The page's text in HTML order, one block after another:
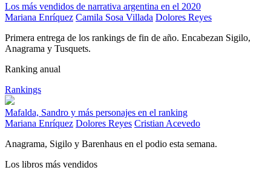
Los más vendidos de narrativa argentina en el 2020
Mariana Enríquez Camila Sosa Villada Dolores Reyes
Primera entrega de los rankings de fin de año. Encabezan Sigilo,
Anagrama y Tusquets.
Ranking anual
Rankings
Mafalda, Sandro y más personajes en el ranking
Mariana Enríquez Dolores Reyes Cristian Acevedo
Anagrama, Sigilo y Barenhaus en el podio esta semana.
Los libros más vendidos